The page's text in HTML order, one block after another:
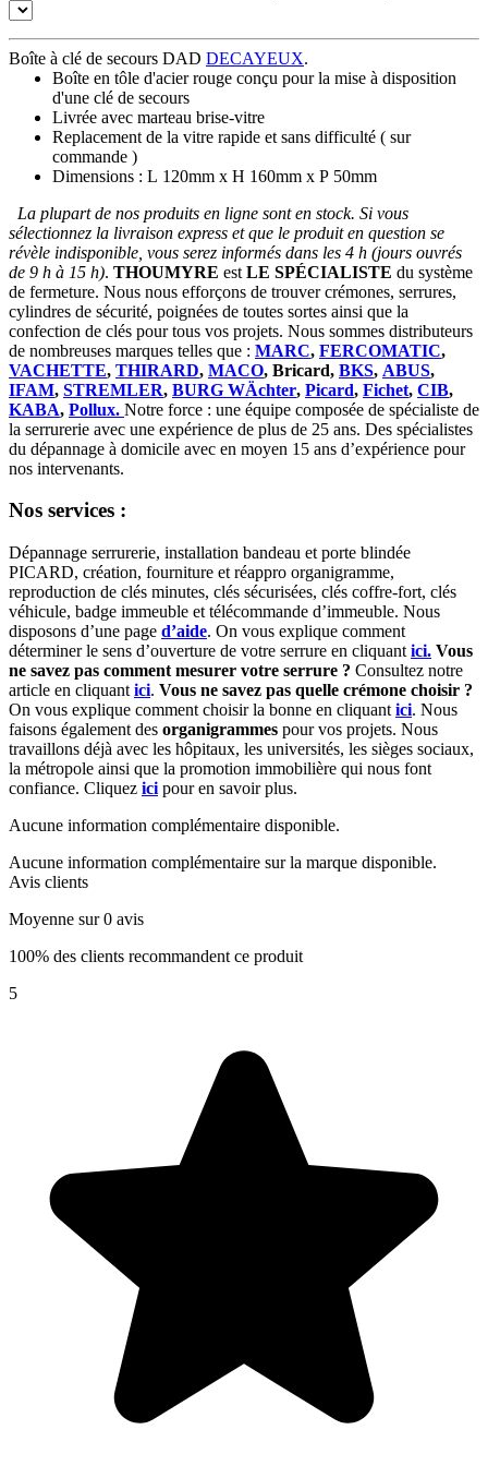
Boîte à clé de secours DAD DECAYEUX.
Boîte en tôle d'acier rouge conçu pour la mise à disposition
d'une clé de secours
Livrée avec marteau brise-vitre
Replacement de la vitre rapide et sans difficulté ( sur
commande )
Dimensions : L 120mm x H 160mm x P 50mm
La plupart de nos produits en ligne sont en stock. Si vous
sélectionnez la livraison express et que le produit en question se
révèle indisponible, vous serez informés dans les 4 h (jours ouvrés
de 9 h à 15 h). THOUMYRE est LE SPÉCIALISTE du système
de fermeture. Nous nous efforçons de trouver crémones, serrures,
cylindres de sécurité, poignées de toutes sortes ainsi que la
confection de clés pour tous vos projets. Nous sommes distributeurs
de nombreuses marques telles que : MARC, FERCOMATIC,
VACHETTE, THIRARD, MACO, Bricard, BKS, ABUS,
IFAM, STREMLER, BURG WÄchter, Picard, Fichet, CIB,
KABA, Pollux. Notre force : une équipe composée de spécialiste de
la serrurerie avec une expérience de plus de 25 ans. Des spécialistes
du dépannage à domicile avec en moyen 15 ans d’expérience pour
nos intervenants.
Nos services :
Dépannage serrurerie, installation bandeau et porte blindée
PICARD, création, fourniture et réappro organigramme,
reproduction de clés minutes, clés sécurisées, clés coffre-fort, clés
véhicule, badge immeuble et télécommande d’immeuble. Nous
disposons d’une page d’aide. On vous explique comment
déterminer le sens d’ouverture de votre serrure en cliquant ici. Vous
ne savez pas comment mesurer votre serrure ? Consultez notre
article en cliquant ici. Vous ne savez pas quelle crémone choisir ?
On vous explique comment choisir la bonne en cliquant ici. Nous
faisons également des organigrammes pour vos projets. Nous
travaillons déjà avec les hôpitaux, les universités, les sièges sociaux,
la métropole ainsi que la promotion immobilière qui nous font
confiance. Cliquez ici pour en savoir plus.
Aucune information complémentaire disponible.
Aucune information complémentaire sur la marque disponible.
Avis clients
Moyenne sur 0 avis
100% des clients recommandent ce produit
5